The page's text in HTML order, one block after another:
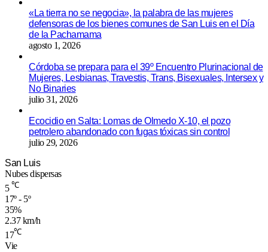
«La tierra no se negocia», la palabra de las mujeres
defensoras de los bienes comunes de San Luis en el Día
de la Pachamama
agosto 1, 2026
Córdoba se prepara para el 39º Encuentro Plurinacional de
Mujeres, Lesbianas, Travestis, Trans, Bisexuales, Intersex y
No Binaries
julio 31, 2026
Ecocidio en Salta: Lomas de Olmedo X-10, el pozo
petrolero abandonado con fugas tóxicas sin control
julio 29, 2026
San Luis
Nubes dispersas
5 ℃
17º - 5º
35%
2.37 km/h
17℃
Vie